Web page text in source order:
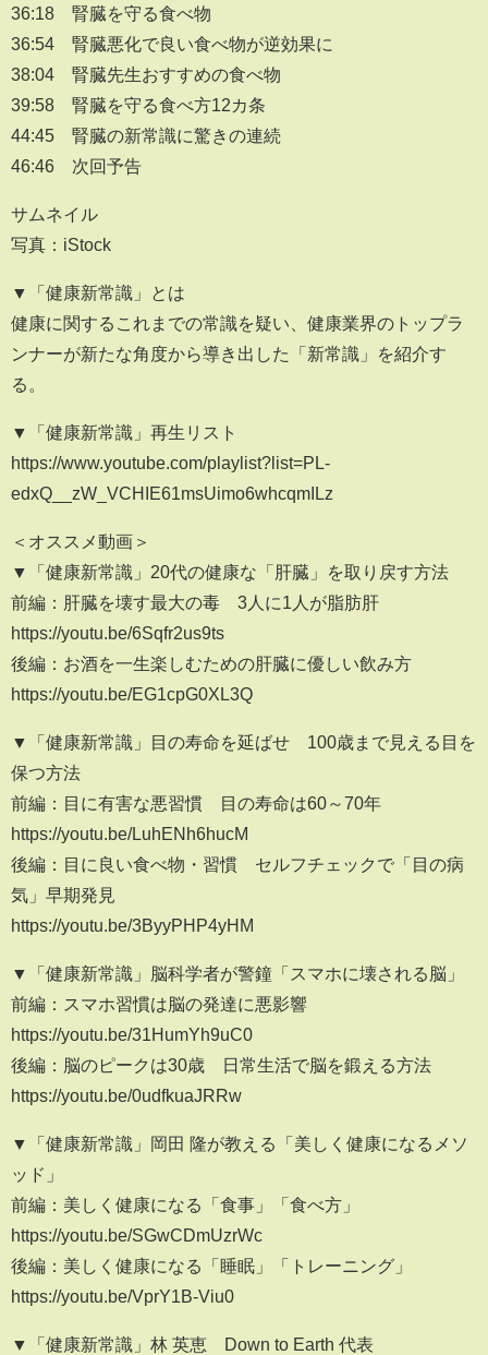
36:18 腎臓を守る食べ物
36:54 腎臓悪化で良い食べ物が逆効果に
38:04 腎臓先生おすすめの食べ物
39:58 腎臓を守る食べ方12カ条
44:45 腎臓の新常識に驚きの連続
46:46 次回予告
サムネイル
写真：iStock
▼「健康新常識」とは
健康に関するこれまでの常識を疑い、健康業界のトップラ
ンナーが新たな角度から導き出した「新常識」を紹介す
る。
▼「健康新常識」再生リスト
https://www.youtube.com/playlist?list=PL-
edxQ__zW_VCHIE61msUimo6whcqmILz
＜オススメ動画＞
▼「健康新常識」20代の健康な「肝臓」を取り戻す方法
前編：肝臓を壊す最大の毒 3人に1人が脂肪肝
https://youtu.be/6Sqfr2us9ts
後編：お酒を一生楽しむための肝臓に優しい飲み方
https://youtu.be/EG1cpG0XL3Q
▼「健康新常識」目の寿命を延ばせ 100歳まで見える目を
保つ方法
前編：目に有害な悪習慣 目の寿命は60～70年
https://youtu.be/LuhENh6hucM
後編：目に良い食べ物・習慣 セルフチェックで「目の病
気」早期発見
https://youtu.be/3ByyPHP4yHM
▼「健康新常識」脳科学者が警鐘「スマホに壊される脳」
前編：スマホ習慣は脳の発達に悪影響
https://youtu.be/31HumYh9uC0
後編：脳のピークは30歳 日常生活で脳を鍛える方法
https://youtu.be/0udfkuaJRRw
▼「健康新常識」岡田 隆が教える「美しく健康になるメソ
ッド」
前編：美しく健康になる「食事」「食べ方」
https://youtu.be/SGwCDmUzrWc
後編：美しく健康になる「睡眠」「トレーニング」
https://youtu.be/VprY1B-Viu0
▼「健康新常識」林 英恵 Down to Earth 代表